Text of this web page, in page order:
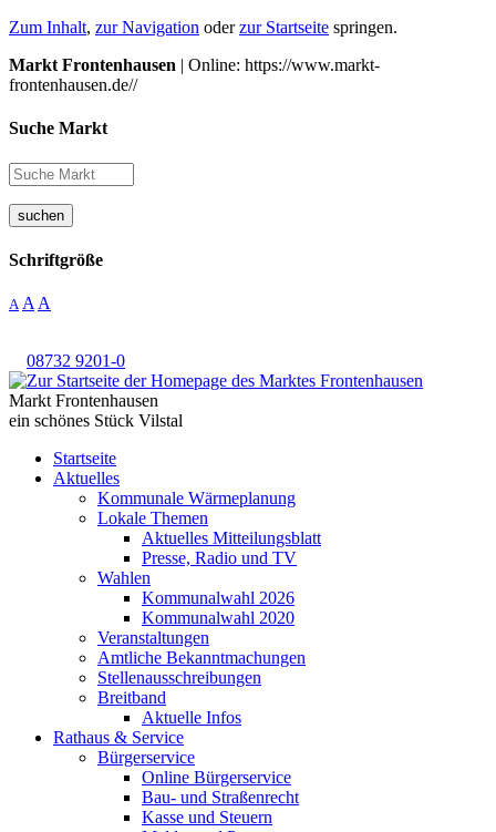
Zum Inhalt, zur Navigation oderzur Startseite springen.
Markt Frontenhausen | Online: https://www.markt-
frontenhausen.de//
Suche Markt
suchen
Schriftgröße
A A A
08732 9201-0
Markt Frontenhausen
ein schönes Stück Vilstal
Startseite
Aktuelles
Kommunale Wärmeplanung
Lokale Themen
Aktuelles Mitteilungsblatt
Presse, Radio und TV
Wahlen
Kommunalwahl 2026
Kommunalwahl 2020
Veranstaltungen
Amtliche Bekanntmachungen
Stellenausschreibungen
Breitband
Aktuelle Infos
Rathaus & Service
Bürgerservice
Online Bürgerservice
Bau- und Straßenrecht
Kasse und Steuern